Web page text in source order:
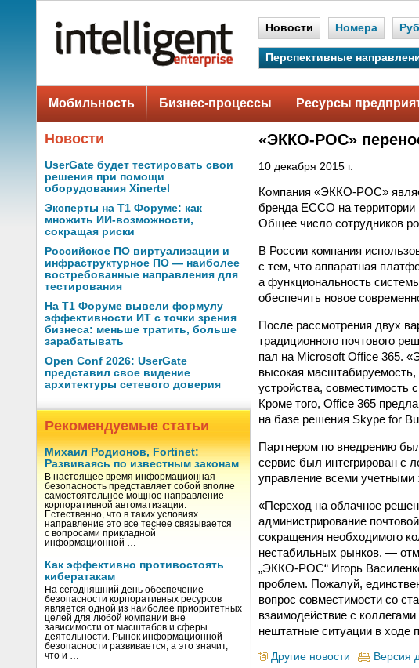
Новости Номера
Перспективные
Мобильность Бизнес-процессы Ресурсы
Новости
UserGate будет тестировать свои
решения при помощи
оборудования Xinertel
Эксперты на Т1 Форуме: как
множить ИИ-возможности,
сокращая риски
Российское ПО виртуализации и
инфраструктурное ПО — наиболее
востребованные направления для
тестирования
На Т1 Форуме вывели формулу
эффективности ИТ с точки зрения
бизнеса: меньше тратить, больше
зарабатывать
Open Conf 2026: UserGate
представил свое видение
архитектуры сетевого доверия
Рекомендуемые статьи
Михаил Родионов, Fortinet:
Развиваясь по известным законам
В настоящее время информационная
безопасность представляет собой вполне
самостоятельное мощное направление
корпоративной автоматизации.
Естественно, что в таких условиях
направление это все теснее связывается
с вопросами прикладной
информационной …
Как эффективно противостоять
кибератакам
На сегодняшний день обеспечение
безопасности корпоративных ресурсов
является одной из наиболее приоритетных
целей для любой компании вне
зависимости от масштабов и сферы
деятельности. Рынок информационной
безопасности развивается, а это значит,
что и …
«ЭККО-РОС»
10 декабря 2015 г.
Компания «ЭККО-РОС»
бренда ECCO на
Общее число сотрудников
В России компания
с тем, что аппаратная
а функциональность
обеспечить новое
После рассмотрения двух
традиционного почтового
пал на Microsoft Office 365.
высокая масштабируемость,
устройства, совместимость
Кроме того, Office 365
на базе решения Skype for
Партнером по внедрению
сервис был интегрирован с
управление всеми учетными
«Переход на облачное
администрирование
сокращения необходимого
нестабильных рынков. —
„ЭККО-РОС“ Игорь
проблем. Пожалуй,
вопрос совместимости со
взаимодействие с
нештатные ситуации в ходе
Другие новости Версия